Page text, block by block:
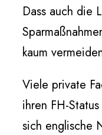
Dass auch die
kaum
Viele private
ihren FH-
sich englische